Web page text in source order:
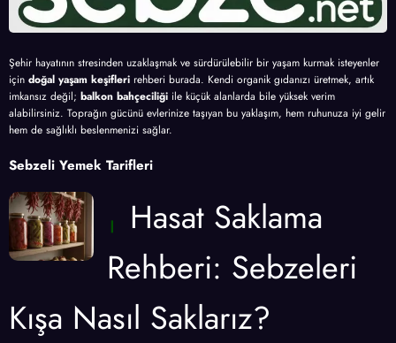
Şehir hayatının stresinden uzaklaşmak ve sürdürülebilir bir yaşam kurmak isteyenler
için doğal yaşam keşifleri rehberi burada. Kendi organik gıdanızı üretmek, artık
imkansız değil; balkon bahçeciliği ile küçük alanlarda bile yüksek verim
alabilirsiniz. Toprağın gücünü evlerinize taşıyan bu yaklaşım, hem ruhunuza iyi gelir
hem de sağlıklı beslenmenizi sağlar.
Sebzeli Yemek Tarifleri
Hasat Saklama
Rehberi: Sebzeleri
Kışa Nasıl Saklarız?